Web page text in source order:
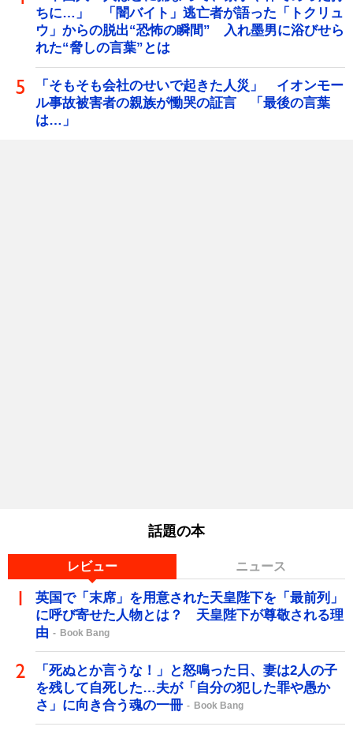
ちに…」 「闇バイト」逃亡者が語った「トクリュ
ウ」からの脱出“恐怖の瞬間” 入れ墨男に浴びせら
れた“脅しの言葉”とは
「そもそも会社のせいで起きた人災」 イオンモー
ル事故被害者の親族が慟哭の証言 「最後の言葉
は…」
話題の本
レビュー ニュース
英国で「末席」を用意された天皇陛下を「最前列」
に呼び寄せた人物とは？ 天皇陛下が尊敬される理
由
Book Bang
「死ぬとか言うな！」と怒鳴った日、妻は2人の子
を残して自死した…夫が「自分の犯した罪や愚か
さ」に向き合う魂の一冊
Book Bang